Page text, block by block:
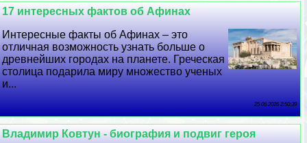
17 интересных фактов об Афинах
Интересные факты об Афинах – это
отличная возможность узнать больше о
древнейших городах на планете. Греческая
столица подарила миру множество ученых
и...
25 06 2026 2:50:39
Владимир Ковтун - биография и подвиг героя